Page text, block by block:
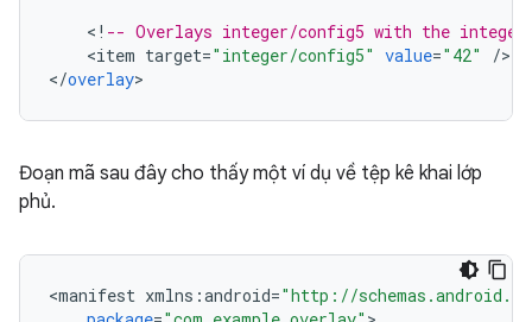
< ! -- Overlays integer/config5 with the
<item target="integer/config5" value="42" />
</overlay
Đoạn mã sau đây cho thấy một ví dụ về tệp kê khai lớp
phủ.
<manifest xmlns :android="http://